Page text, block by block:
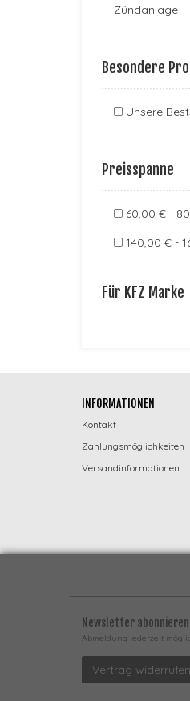
Zündanlage
Besondere
Unsere
Preisspanne
60,00 € -
140,00 € -
Für KFZ Marke
INFORMATIONEN
Kontakt
Zahlungsmöglichkeiten
Versandinformationen
Newsletter abonnieren
Abmeldung jederzeit
Vertrag widerrufen